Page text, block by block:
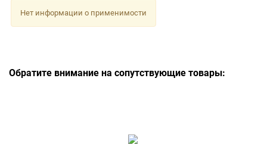
Нет информации о применимости
Обратите внимание на сопутствующие товары: